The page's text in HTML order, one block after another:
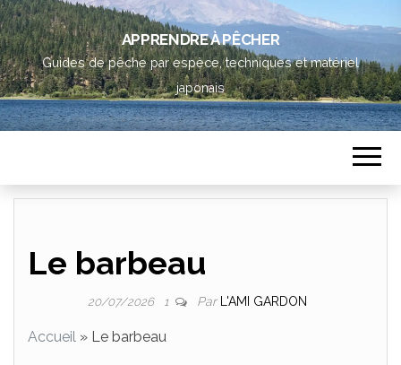
APPRENDRE À PÊCHER
Guides de pêche par espèce, techniques et matériel
japonais
Le barbeau
20/07/2026 1 Par L'AMI GARDON
Accueil » Le barbeau